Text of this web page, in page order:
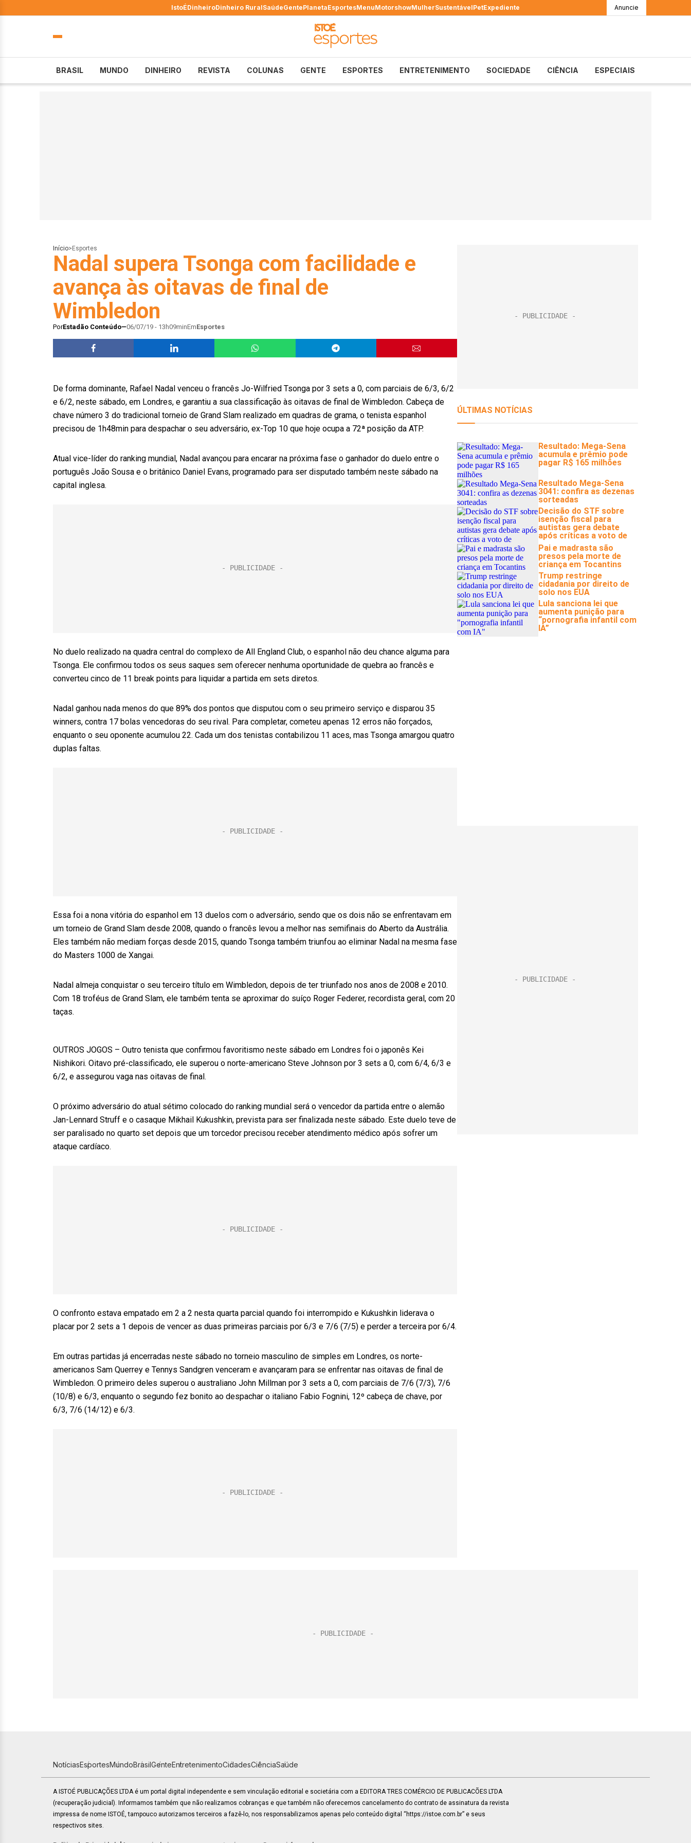
IstoÉDinheiroDinheiro RuralSaúdeGentePlanetaEsportesMenuMotorshowMulherSustentávelPetExpediente Anuncie
BRASIL MUNDO DINHEIRO REVISTA COLUNAS GENTE ESPORTES ENTRETENIMENTO SOCIEDADE CIÊNCIA ESPECIAIS
Início> Esportes
Nadal supera Tsonga com facilidade e
avança às oitavas de final de
Wimbledon
PorEstadão Conteúdo 06/07/19 - 13h09minEmEsportes
De forma dominante, Rafael Nadal venceu o francês Jo-Wilfried Tsonga por 3 sets a 0, com parciais de 6/3, 6/2
e 6/2, neste sábado, em Londres, e garantiu a sua classificação às oitavas de final de Wimbledon. Cabeça de
chave número 3 do tradicional torneio de Grand Slam realizado em quadras de grama, o tenista espanhol
precisou de 1h48min para despachar o seu adversário, ex-Top 10 que hoje ocupa a 72ª posição da ATP.
Atual vice-líder do ranking mundial, Nadal avançou para encarar na próxima fase o ganhador do duelo entre o
português João Sousa e o britânico Daniel Evans, programado para ser disputado também neste sábado na
capital inglesa.
No duelo realizado na quadra central do complexo de All England Club, o espanhol não deu chance alguma para
Tsonga. Ele confirmou todos os seus saques sem oferecer nenhuma oportunidade de quebra ao francês e
converteu cinco de 11 break points para liquidar a partida em sets diretos.
Nadal ganhou nada menos do que 89% dos pontos que disputou com o seu primeiro serviço e disparou 35
winners, contra 17 bolas vencedoras do seu rival. Para completar, cometeu apenas 12 erros não forçados,
enquanto o seu oponente acumulou 22. Cada um dos tenistas contabilizou 11 aces, mas Tsonga amargou quatro
duplas faltas.
Essa foi a nona vitória do espanhol em 13 duelos com o adversário, sendo que os dois não se enfrentavam em
um torneio de Grand Slam desde 2008, quando o francês levou a melhor nas semifinais do Aberto da Austrália.
Eles também não mediam forças desde 2015, quando Tsonga também triunfou ao eliminar Nadal na mesma fase
do Masters 1000 de Xangai.
Nadal almeja conquistar o seu terceiro título em Wimbledon, depois de ter triunfado nos anos de 2008 e 2010.
Com 18 troféus de Grand Slam, ele também tenta se aproximar do suíço Roger Federer, recordista geral, com 20
taças.
OUTROS JOGOS – Outro tenista que confirmou favoritismo neste sábado em Londres foi o japonês Kei
Nishikori. Oitavo pré-classificado, ele superou o norte-americano Steve Johnson por 3 sets a 0, com 6/4, 6/3 e
6/2, e assegurou vaga nas oitavas de final.
O próximo adversário do atual sétimo colocado do ranking mundial será o vencedor da partida entre o alemão
Jan-Lennard Struff e o casaque Mikhail Kukushkin, prevista para ser finalizada neste sábado. Este duelo teve de
ser paralisado no quarto set depois que um torcedor precisou receber atendimento médico após sofrer um
ataque cardíaco.
O confronto estava empatado em 2 a 2 nesta quarta parcial quando foi interrompido e Kukushkin liderava o
placar por 2 sets a 1 depois de vencer as duas primeiras parciais por 6/3 e 7/6 (7/5) e perder a terceira por 6/4.
Em outras partidas já encerradas neste sábado no torneio masculino de simples em Londres, os norte-
americanos Sam Querrey e Tennys Sandgren venceram e avançaram para se enfrentar nas oitavas de final de
Wimbledon. O primeiro deles superou o australiano John Millman por 3 sets a 0, com parciais de 7/6 (7/3), 7/6
(10/8) e 6/3, enquanto o segundo fez bonito ao despachar o italiano Fabio Fognini, 12º cabeça de chave, por
6/3, 7/6 (14/12) e 6/3.
NotíciasEsportesMundoBrasilGenteEntretenimentoCidadesCiênciaSaúde
A ISTOÉ PUBLICAÇÕES LTDA é um portal digital independente e sem vinculação editorial e societária com a EDITORA TRES COMÉRCIO DE PUBLICACÕES LTDA
(recuperação judicial). Informamos também que não realizamos cobranças e que também não oferecemos cancelamento do contrato de assinatura da revista
impressa de nome ISTOÉ, tampouco autorizamos terceiros a fazê-lo, nos responsabilizamos apenas pelo conteúdo digital “https://istoe.com.br” e seus
respectivos sites.